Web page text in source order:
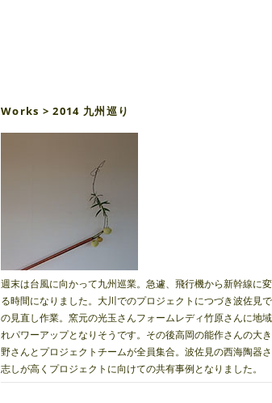
Works > 2014 九州巡り
週末は台風に向かって九州巡業。急遽、飛行機から新幹線に
る時間になりました。大川でのプロジェクトにつづき波佐見
の見直し作業。窯元の光玉さんフォームレディ竹原さんに地
れパワーアップとなりそうです。その後高岡の能作さんの大
野さんとプロジェクトチームが全員集合。波佐見の西海陶器
志しが高くプロジェクトに向けての共有事例となりました。